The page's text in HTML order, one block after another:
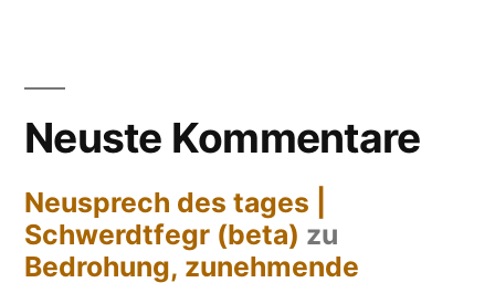
der
Beiträge
Neuste Kommentare
Neusprech des tages |
Schwerdtfegr (beta) zu
Bedrohung, zunehmende